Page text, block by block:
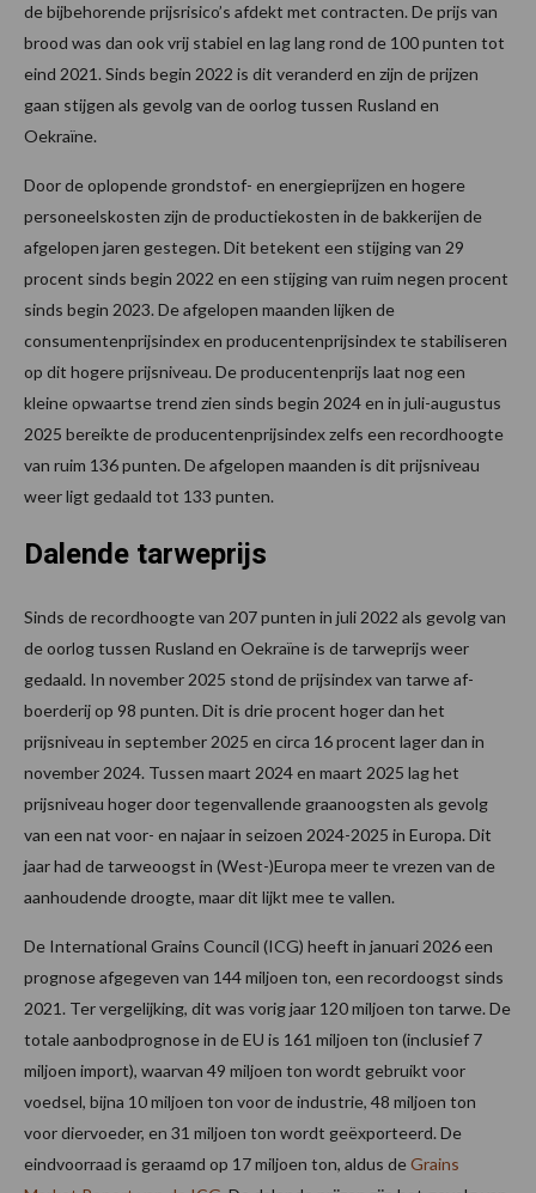
de bijbehorende prijsrisico’s afdekt met contracten. De prijs van
brood was dan ook vrij stabiel en lag lang rond de 100 punten tot
eind 2021. Sinds begin 2022 is dit veranderd en zijn de prijzen
gaan stijgen als gevolg van de oorlog tussen Rusland en
Oekraïne.
Door de oplopende grondstof- en energieprijzen en hogere
personeelskosten zijn de productiekosten in de bakkerijen de
afgelopen jaren gestegen. Dit betekent een stijging van 29
procent sinds begin 2022 en een stijging van ruim negen procent
sinds begin 2023. De afgelopen maanden lijken de
consumentenprijsindex en producentenprijsindex te stabiliseren
op dit hogere prijsniveau. De producentenprijs laat nog een
kleine opwaartse trend zien sinds begin 2024 en in juli-augustus
2025 bereikte de producentenprijsindex zelfs een recordhoogte
van ruim 136 punten. De afgelopen maanden is dit prijsniveau
weer ligt gedaald tot 133 punten.
Dalende tarweprijs
Sinds de recordhoogte van 207 punten in juli 2022 als gevolg van
de oorlog tussen Rusland en Oekraïne is de tarweprijs weer
gedaald. In november 2025 stond de prijsindex van tarwe af-
boerderij op 98 punten. Dit is drie procent hoger dan het
prijsniveau in september 2025 en circa 16 procent lager dan in
november 2024. Tussen maart 2024 en maart 2025 lag het
prijsniveau hoger door tegenvallende graanoogsten als gevolg
van een nat voor- en najaar in seizoen 2024-2025 in Europa. Dit
jaar had de tarweoogst in (West-)Europa meer te vrezen van de
aanhoudende droogte, maar dit lijkt mee te vallen.
De International Grains Council (ICG) heeft in januari 2026 een
prognose afgegeven van 144 miljoen ton, een recordoogst sinds
2021. Ter vergelijking, dit was vorig jaar 120 miljoen ton tarwe. De
totale aanbodprognose in de EU is 161 miljoen ton (inclusief 7
miljoen import), waarvan 49 miljoen ton wordt gebruikt voor
voedsel, bijna 10 miljoen ton voor de industrie, 48 miljoen ton
voor diervoeder, en 31 miljoen ton wordt geëxporteerd. De
eindvoorraad is geraamd op 17 miljoen ton, aldus deGrains